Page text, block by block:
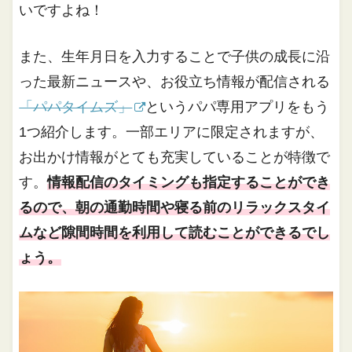
いですよね！
また、生年月日を入力することで子供の成長に沿
った最新ニュースや、お役立ち情報が配信される
「パパタイムズ」
というパパ専用アプリをもう
1つ紹介します。一部エリアに限定されますが、
お出かけ情報がとても充実していることが特徴で
す。情報配信のタイミングも指定することができ
るので、朝の通勤時間や寝る前のリラックスタイ
ムなど隙間時間を利用して読むことができるでし
ょう。